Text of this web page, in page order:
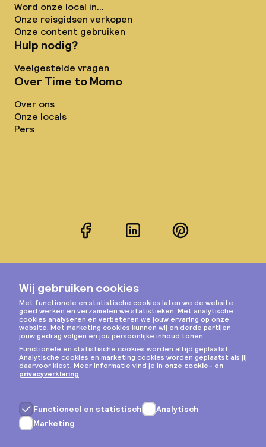
Word onze local in...
Onze reisgidsen verkopen
Onze content gebruiken
Hulp nodig?
Veelgestelde vragen
Over Time to Momo
Over ons
Onze locals
Pers
FacebookLinkedInPinterest
Instagram
Privacy & cookies
Algemene voorwaarden